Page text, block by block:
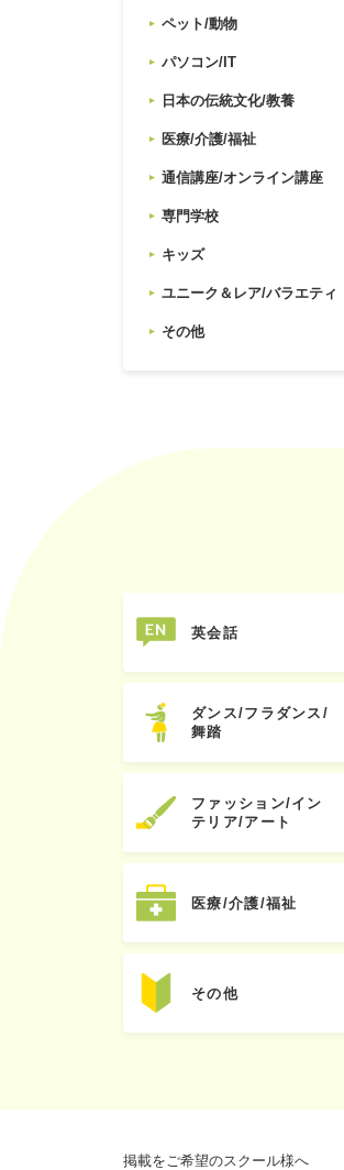
ペット/動物
パソコン/IT
日本の伝統文化/教養
医療/介護/福祉
通信講座/オンライン講座
専門学校
キッズ
ユニーク＆レア/バラエティ
その他
英会話
ダンス/フラダンス/
舞踏
ファッション/イン
テリア/アート
医療/介護/福祉
その他
掲載をご希望のスクール様へ